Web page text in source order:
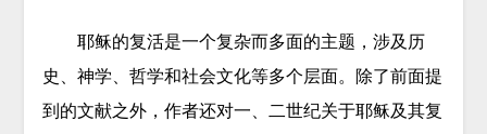
耶稣的复活是一个复杂而多面的主题，涉及历
史、神学、哲学和社会文化等多个层面。除了前面提
到的文献之外，作者还对一、二世纪关于耶稣及其复